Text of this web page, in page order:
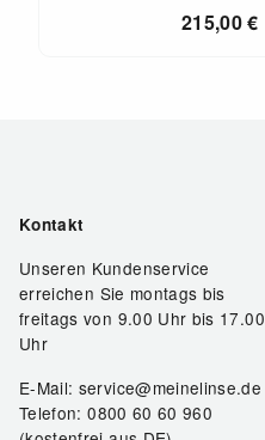
215,00€
Kontakt
Unseren Kundenservice
erreichen Sie montags bis
freitags von 9.00 Uhr bis 17.00
Uhr
E-Mail: service@meinelinse.de
Telefon: 0800 60 60 960